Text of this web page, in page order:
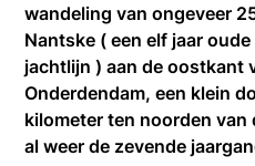
wandeling van ongeveer
Nantske ( een elf jaar
jachtlijn ) aan de oostkant
Onderdendam, een klein
kilometer ten noorden
al weer de zevende